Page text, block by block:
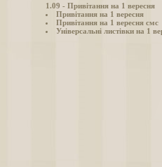
1.09 - Привітання на 1 вересня
Привітання на 1 вересня
Привітання на 1 вересня смс
Універсальні листівки на 1